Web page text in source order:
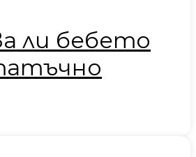
ли бебето